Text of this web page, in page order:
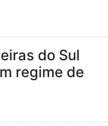
do Sul
regime de